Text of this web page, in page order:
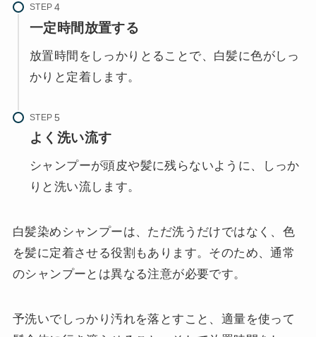
STEP
一定時間放置する
放置時間をしっかりとることで、白髪に色がしっ
かりと定着します。
STEP
よく洗い流す
シャンプーが頭皮や髪に残らないように、しっか
りと洗い流します。
白髪染めシャンプーは、ただ洗うだけではなく、色
を髪に定着させる役割もあります。そのため、通常
のシャンプーとは異なる注意が必要です。
予洗いでしっかり汚れを落とすこと、適量を使って